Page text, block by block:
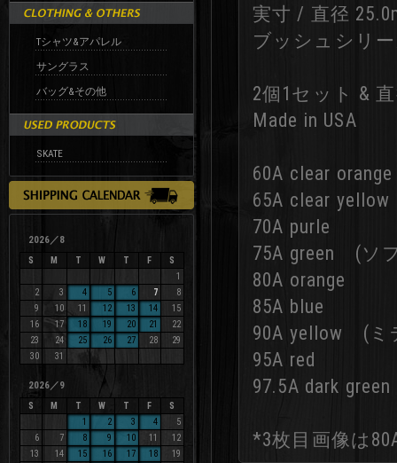
Tシャツ&アパレル
サングラス
バッグ&その他
SKATE
2026／8
S
M T W T F
S
1
2
3 4 5 6 7
8
9
10 11 12 13 14
15
16
17 18 19 20 21
22
23
24 25 26 27 28
29
30
31
2026／9
S
M T W T F
S
1
2 3 4
5
6
7 8 9 10 11
12
13
14 15 16 17 18
19
実寸 / 直径
ブッシュシリ
2個1セット &
Made in USA
60A clear orange
65A clear
70A purle
75A green (ソ
80A orange
85A blue
90A yellow (ミ
95A red
97.5A dark
*3枚目画像は